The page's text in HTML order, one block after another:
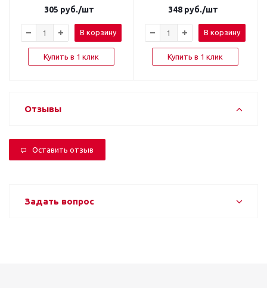
305 руб./шт
В корзину
Купить в 1 клик
348 руб./шт
В корзину
Купить в 1 клик
Отзывы
Оставить отзыв
Задать вопрос